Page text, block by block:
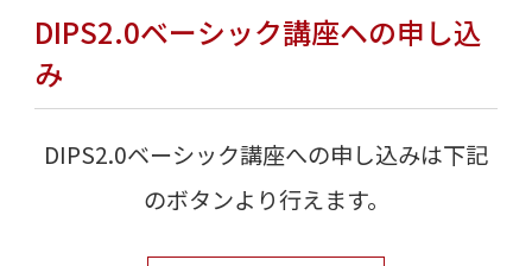
DIPS2.0ベーシック講座ヘの申し込
み
DIPS2.0ベーシック講座への申し込みは下記
のボタンより行えます。